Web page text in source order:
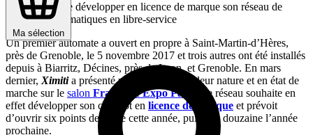
Ma sélection
Ximiti souhaite développer en licence de marque son réseau de
magasins automatiques en libre-service
Un premier automate a ouvert en propre à Saint-Martin-d’Hères,
près de Grenoble, le 5 novembre 2017 et trois autres ont été installés
depuis à Biarritz, Décines, près de Lyon, et Grenoble. En mars
dernier, Ximitia présenté un automate grandeur nature et en état de
marche sur le salon Franchise Expo Paris
. Le réseau souhaite en
effet développer son concept en licence de marque et prévoit
d’ouvrir six points de vente cette année, puis une douzaine l’année
prochaine.